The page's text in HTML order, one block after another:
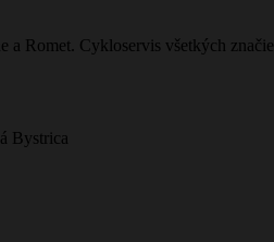
a Romet. Cykloservis všetkých
Bystrica